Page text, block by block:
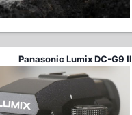
Panasonic Lumix DC-G9 II